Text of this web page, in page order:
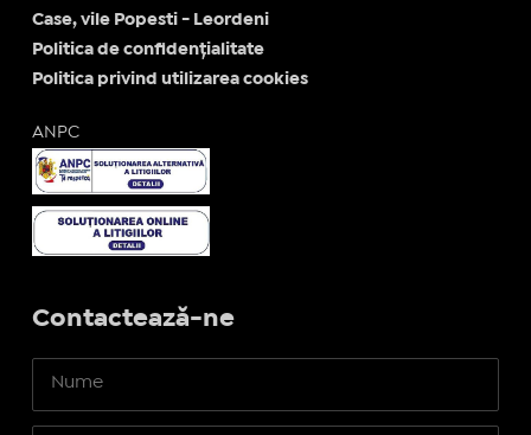
Case, vile Popesti - Leordeni
Politica de confidențialitate
Politica privind utilizarea cookies
ANPC
Contactează-ne